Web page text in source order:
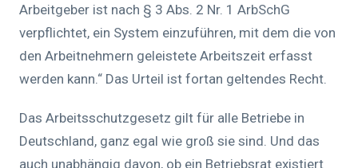
Arbeitgeber ist nach § 3 Abs. 2 Nr. 1 ArbSchG
verpflichtet, ein System einzuführen, mit dem die von
den Arbeitnehmern geleistete Arbeitszeit erfasst
werden kann.“ Das Urteil ist fortan geltendes Recht.
Das Arbeitsschutzgesetz gilt für alle Betriebe in
Deutschland, ganz egal wie groß sie sind. Und das
auch unabhängig davon, ob ein Betriebsrat existiert